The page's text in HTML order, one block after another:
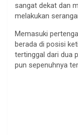
sangat dekat dan
melakukan
Memasuki
berada di posisi
tertinggal dari dua
pun sepenuhnya